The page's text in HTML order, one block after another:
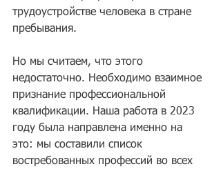
трудоустройстве человека в стране
пребывания.
Но мы считаем, что этого
недостаточно. Необходимо взаимное
признание профессиональной
квалификации. Наша работа в 2023
году была направлена именно на
это: мы составили список
востребованных профессий во всех